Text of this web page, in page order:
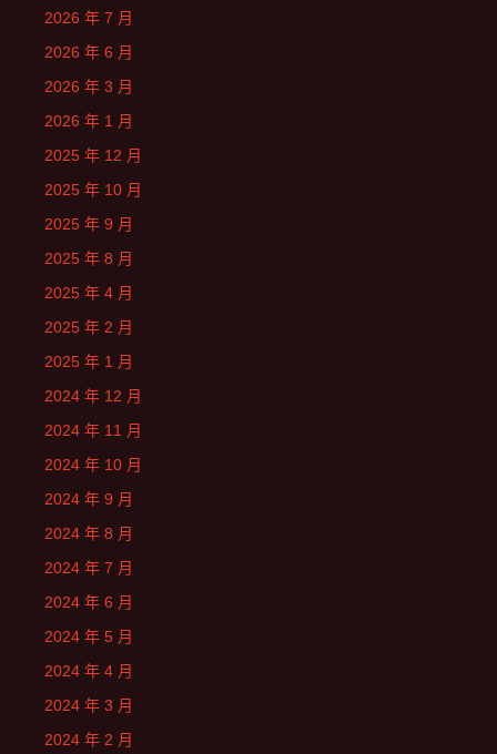
2026 年 7 月
2026 年 6 月
2026 年 3 月
2026 年 1 月
2025 年 12 月
2025 年 10 月
2025 年 9 月
2025 年 8 月
2025 年 4 月
2025 年 2 月
2025 年 1 月
2024 年 12 月
2024 年 11 月
2024 年 10 月
2024 年 9 月
2024 年 8 月
2024 年 7 月
2024 年 6 月
2024 年 5 月
2024 年 4 月
2024 年 3 月
2024 年 2 月